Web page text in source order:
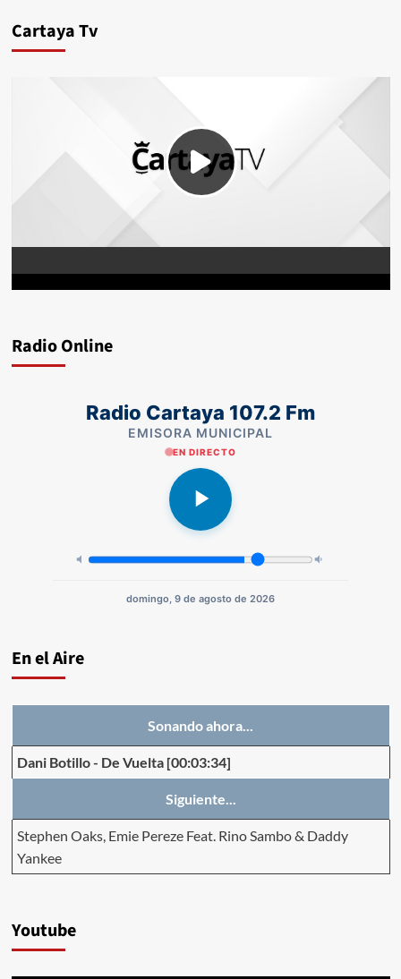
Cartaya Tv
Radio Online
Radio Cartaya 107.2 Fm
EMISORA MUNICIPAL
EN DIRECTO
domingo, 9 de agosto de 2026
En el Aire
Sonando ahora...
Dani Botillo- De Vuelta [00:03:34]
Siguiente...
Stephen Oaks, Emie Pereze Feat. Rino Sambo & Daddy
Yankee
Youtube